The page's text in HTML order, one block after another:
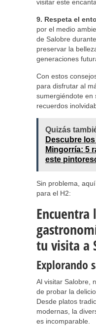
visitar este
9. Respeta el
por el medio
de Salobre
preservar la
generaciones
Con estos
para disfrutar al
sumergiéndote en
recuerdos
Quizás
Descubre
Mingorría: 5
este
Sin problema,
para el H2:
tu visita a
Explorando
Al visitar Salobre,
de probar la
Desde platos
modernas, la
es incomparable.